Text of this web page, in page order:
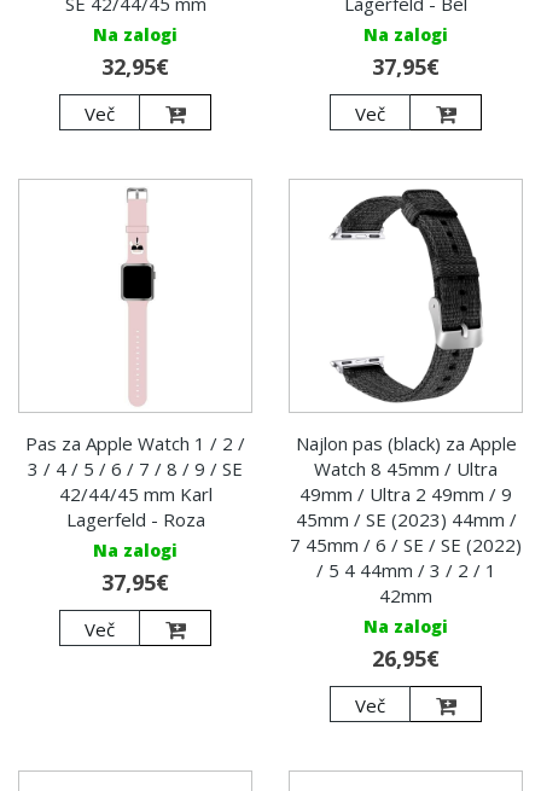
Na zalogi
32,95€
Več
Na zalogi
37,95€
Več
Pas za Apple Watch 1 / 2 /
3 / 4 / 5 / 6 / 7 / 8 / 9 / SE
42/44/45 mm Karl
Lagerfeld - Roza
Na zalogi
37,95€
Več
Najlon pas (black) za Apple
Watch 8 45mm / Ultra
49mm / Ultra 2 49mm / 9
45mm / SE (2023) 44mm /
7 45mm / 6 / SE / SE (2022)
/ 5 4 44mm / 3 / 2 / 1
42mm
Na zalogi
26,95€
Več